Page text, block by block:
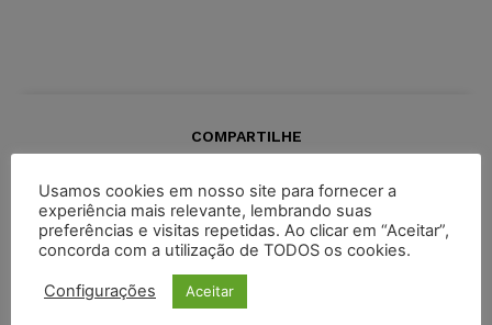
COMPARTILHE
Inscreva-se
Usamos cookies em nosso site para fornecer a
experiência mais relevante, lembrando suas
preferências e visitas repetidas. Ao clicar em “Aceitar”,
concorda com a utilização de TODOS os cookies.
Configurações Aceitar